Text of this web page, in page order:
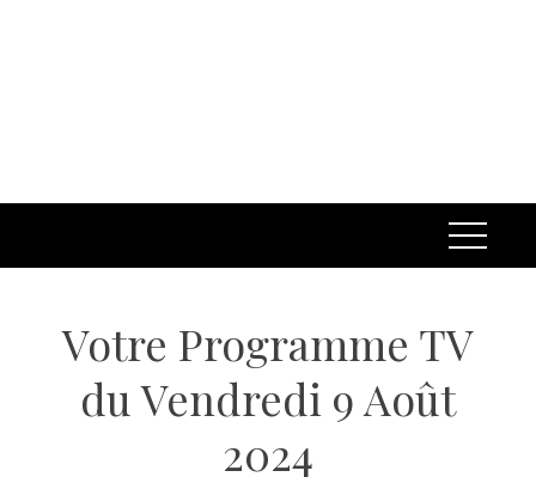
Votre Programme TV
du Vendredi 9 Août
2024